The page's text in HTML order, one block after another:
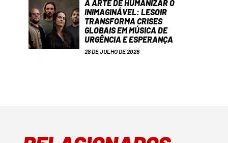
A ARTE DE HUMANIZAR O
INIMAGINÁVEL: LESOIR
TRANSFORMA CRISES
GLOBAIS EM MÚSICA DE
URGÊNCIA E ESPERANÇA
28 DE JULHO DE 2026